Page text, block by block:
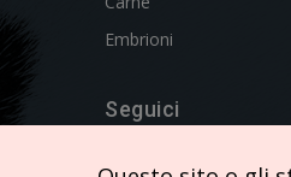
Embrioni
Seguici